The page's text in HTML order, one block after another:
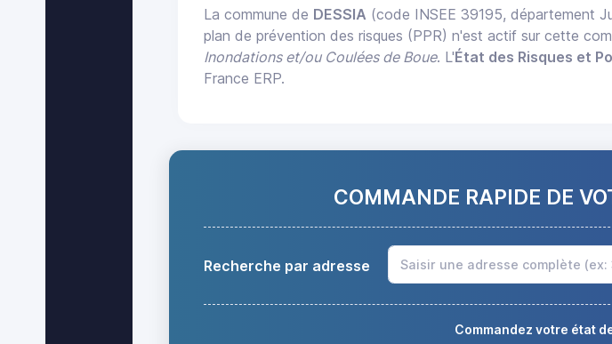
La commune de DESSIA (code INSEE 39195, département
plan de prévention des risques (PPR) n'est actif sur cette
Inondations et/ou Coulées de Boue. L'État des Risques et
France ERP.
COMMANDE RAPIDE DE
Recherche par adresse
Commandez votre état